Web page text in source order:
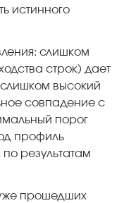
истинного
слишком
строк) дает
высокий
совпадение с
порог
профиль
результатам
прошедших